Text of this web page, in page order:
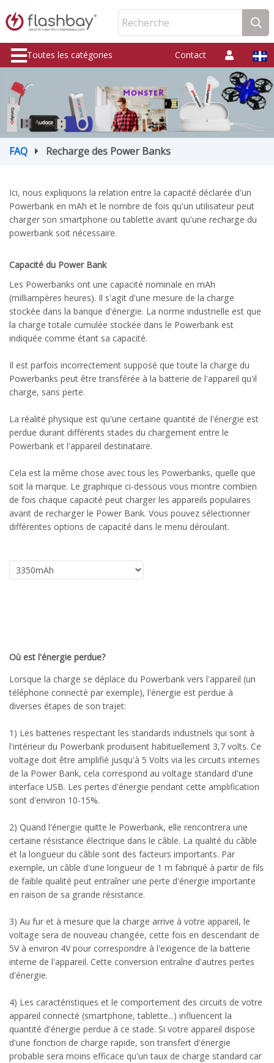
Recherche
Toutes les catégories Contact
FAQ Recharge des Power Banks
Ici, nous expliquons la relation entre la capacité déclarée d'un
Powerbank en mAh et le nombre de fois qu'un utilisateur peut
charger son smartphone ou tablette avant qu'une recharge du
powerbank soit nécessaire.
Capacité du Power Bank
Les Powerbanks ont une capacité nominale en mAh
(milliampères heures). Il s'agit d'une mesure de la charge
stockée dans la banque d'énergie. La norme industrielle est que
la charge totale cumulée stockée dans le Powerbank est
indiquée comme étant sa capacité.
Il est parfois incorrectement supposé que toute la charge du
Powerbanks peut être transférée à la batterie de l'appareil qu'il
charge, sans perte.
La réalité physique est qu'une certaine quantité de l'énergie est
perdue durant différents stades du chargement entre le
Powerbank et l'appareil destinataire.
Cela est la même chose avec tous les Powerbanks, quelle que
soit la marque. Le graphique ci-dessous vous montre combien
de fois chaque capacité peut charger les appareils populaires
avant de recharger le Power Bank. Vous pouvez sélectionner
différentes options de capacité dans le menu déroulant.
Où est l'énergie perdue?
Lorsque la charge se déplace du Powerbank vers l'appareil (un
téléphone connecté par exemple), l'énergie est perdue à
diverses étapes de son trajet:
1) Les batteries respectant les standards industriels qui sont à
l'intérieur du Powerbank produisent habituellement 3,7 volts. Ce
voltage doit être amplifié jusqu'à 5 Volts via les circuits internes
de la Power Bank, cela correspond au voltage standard d'une
interface USB. Les pertes d'énergie pendant cette amplification
sont d'environ 10-15%.
2) Quand l'énergie quitte le Powerbank, elle rencontrera une
certaine résistance électrique dans le câble. La qualité du câble
et la longueur du câble sont des facteurs importants. Par
exemple, un câble d'une longueur de 1 m fabriqué à partir de fils
de faible qualité peut entraîner une perte d'énergie importante
en raison de sa grande résistance.
3) Au fur et à mesure que la charge arrive à votre appareil, le
voltage sera de nouveau changée, cette fois en descendant de
5V à environ 4V pour correspondre à l'exigence de la batterie
interne de l'appareil. Cette conversion entraîne d'autres pertes
d'énergie.
4) Les caractéristiques et le comportement des circuits de votre
appareil connecté (smartphone, tablette...) influencent la
quantité d'énergie perdue à ce stade. Si votre appareil dispose
d'une fonction de charge rapide, son transfert d'énergie
probable sera moins efficace qu'un taux de charge standard car